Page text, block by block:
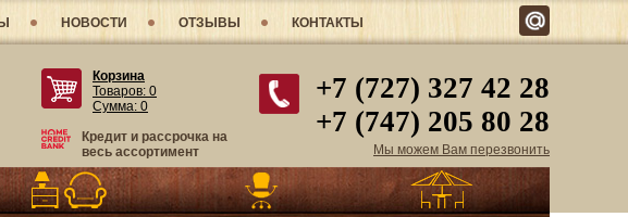
НОВОСТИ ОТЗЫВЫ КОНТАКТЫ
+7 (727) 327 42 28
+7 (747) 205 80 28
Мы можем Вам перезвонить
Корзина
Товаров: 0
Сумма: 0
Кредит и рассрочка на
весь ассортимент